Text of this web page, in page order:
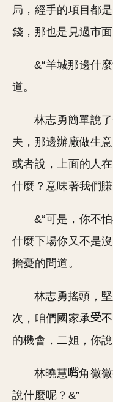
局，經手的項目都
錢，那也是見過市面
&“羊城那邊什麼
道。
林志勇簡單說
夫，那邊辦廠做生
或者說，上面的人
什麼？意味著我們
&“可是，你不
什麼下場你又不是
擔憂的問道。
林志勇搖頭，
次，咱們國家承
的機會，二姐，你
林曉慧
角微
說什麼呢？&”